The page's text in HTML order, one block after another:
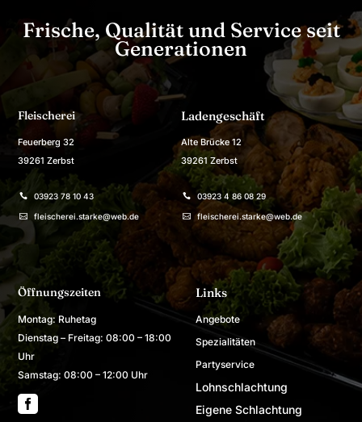
Frische, Qualität und Service seit
Generationen
Fleischerei
Feuerberg 32
39261 Zerbst
 03923 78 10 43
 fleischerei.starke@web.de
Ladengeschäft
Alte Brücke 12
39261 Zerbst
 03923 4 86 08 29
 fleischerei.starke@web.de
Öffnungszeiten
Montag: Ruhetag
Dienstag – Freitag: 08:00 – 18:00
Uhr
Samstag: 08:00 – 12:00 Uhr

Links
Angebote
Spezialitäten
Partyservice
Lohnschlachtung
Eigene Schlachtung